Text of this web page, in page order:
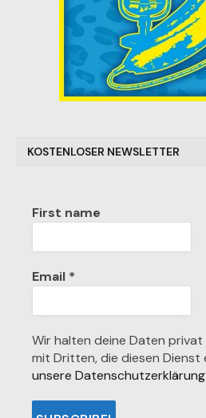
KOSTENLOSER NEWSLETTER
First name
Email *
Wir halten deine Daten
mit Dritten, die diesen Dienst
unsere Datenschutzerklärung.